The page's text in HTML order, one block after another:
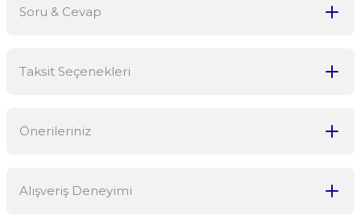
Soru & Cevap
Taksit Seçenekleri
Önerileriniz
konularda yetersiz gördüğünüz noktaları öneri formunu kullanarak
Alışveriş Deneyimi